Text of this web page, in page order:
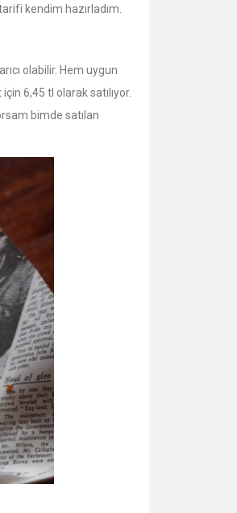
kendim hazırladım.
olabilir. Hem uygun
6,45 tl olarak satılıyor.
bimde satılan